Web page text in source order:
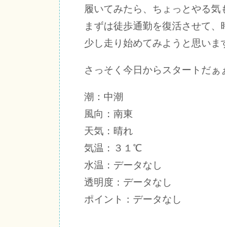
履いてみたら、ちょっとやる気
まずは徒歩通勤を復活させて、
少し走り始めてみようと思いま
さっそく今日からスタートだぁ
潮：中潮
風向：南東
天気：晴れ
気温：３１℃
水温：データなし
透明度：データなし
ポイント：データなし